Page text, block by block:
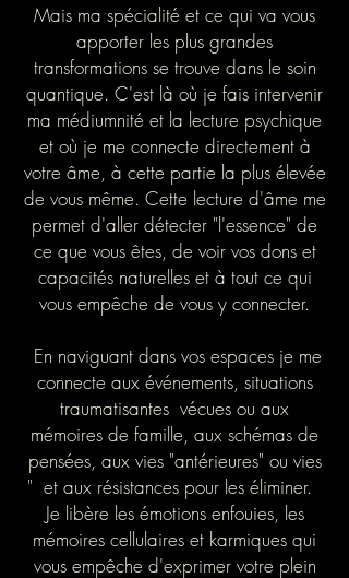
Mais ma spécialité et ce qui va vous
apporter les plus grandes
transformations se trouve dans le soin
quantique. C'est là où je fais intervenir
ma médiumnité et la lecture psychique
et où je me connecte directement à
votre âme, à cette partie la plus élevée
de vous même. Cette lecture d'âme me
permet d'aller détecter "l'essence" de
ce que vous êtes, de voir vos dons et
capacités naturelles et à tout ce qui
vous empêche de vous y connecter.
En naviguant dans vos espaces je me
connecte aux événements, situations
traumatisantes vécues ou aux
mémoires de famille, aux schémas de
pensées, aux vies "antérieures" ou vies
" et aux résistances pour les éliminer.
Je libère les émotions enfouies, les
mémoires cellulaires et karmiques qui
vous empêche d'exprimer votre plein